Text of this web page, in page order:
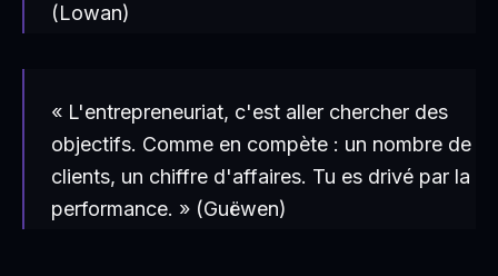
(Lowan)
« L'entrepreneuriat, c'est aller chercher des
objectifs. Comme en compète : un nombre de
clients, un chiffre d'affaires. Tu es drivé par la
performance. » (Guëwen)